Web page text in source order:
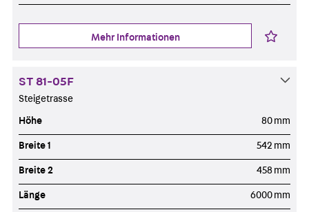
Mehr Informationen
ST 81-05F
Steigetrasse
Höhe 80 mm
Breite 1 542 mm
Breite 2 458 mm
Länge 6000 mm